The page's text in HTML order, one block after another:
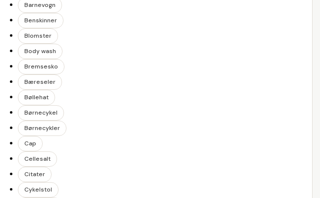
Barnevogn
Benskinner
Blomster
Body wash
Bremsesko
Bæreseler
Bøllehat
Børnecykel
Børnecykler
Cap
Cellesalt
Citater
Cykelstol